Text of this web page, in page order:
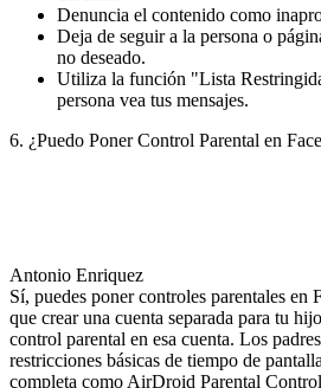
Denuncia el contenido como
Deja de seguir a la persona o
no deseado.
Utiliza la función "Lista
persona vea tus mensajes.
6. ¿Puedo Poner Control Parental en
Antonio Enriquez
Sí, puedes poner controles parentales en
que crear una cuenta separada para tu
control parental en esa cuenta. Los
restricciones básicas de tiempo de
completa como AirDroid Parental